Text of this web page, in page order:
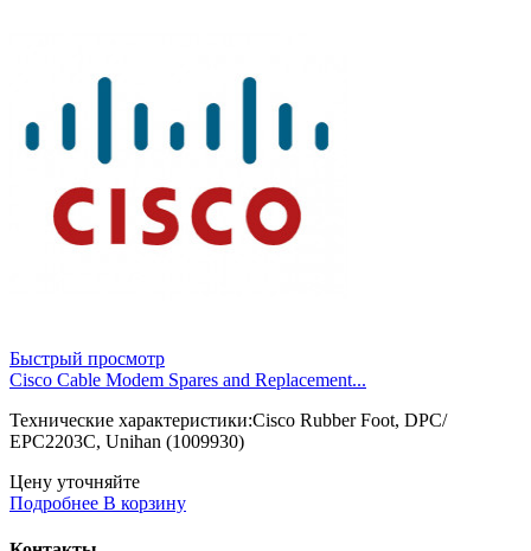
Быстрый просмотр
Cisco Cable Modem Spares and Replacement...
Технические характеристики:Cisco Rubber Foot, DPC/
EPC2203C, Unihan (1009930)
Цену уточняйте
Подробнее В корзину